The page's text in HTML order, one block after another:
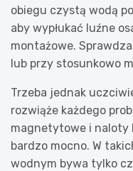
obiegu czystą wodą
aby wypłukać luźne
montażowe.
lub przy stosunkowo
Trzeba jednak
rozwiąże każdego
magnetytowe i naloty
bardzo mocno. W
wodnym bywa tylko